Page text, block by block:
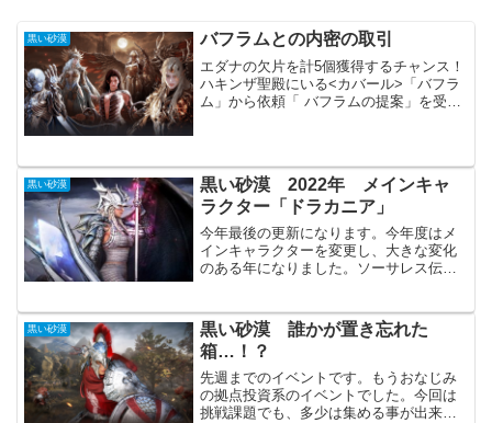
黒い砂漠 バフラムとの内密の取引
エダナの欠片を計5個獲得するチャンス！
ハキンザ聖殿にいる<カバール>「バフラ
ム」から依頼「 バフラムの提案」を受注
難しい事は無い...
黒い砂漠
黒い砂漠 2022年 メインキャ
ラクター「ドラカニア」
今年最後の更新になります。今年度はメ
インキャラクターを変更し、大きな変化
のある年になりました。ソーサレス伝承
す。この選択が良かったのかどうかはま
だ悩みが付きませんが、黒...
黒い砂漠
黒い砂漠 誰かが置き忘れた
箱…！？
先週までのイベントです。もうおなじみ
の拠点投資系のイベントでした。今回は
挑戦課題でも、多少は集める事が出来ま